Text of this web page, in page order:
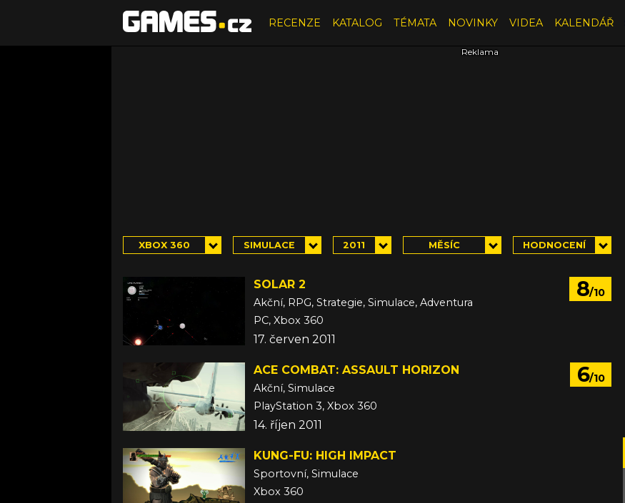
RECENZE KATALOG TÉMATA NOVINKY VIDEA KALENDÁŘ
XBOX 360 SIMULACE 2011 MĚSÍC HODNOCENÍ
8/10
SOLAR 2
Akční, RPG, Strategie, Simulace, Adventura
PC, Xbox 360
17. červen 2011
6/10
ACE COMBAT: ASSAULT HORIZON
Akční, Simulace
PlayStation 3, Xbox 360
14. říjen 2011
KUNG-FU: HIGH IMPACT
Sportovní, Simulace
Xbox 360